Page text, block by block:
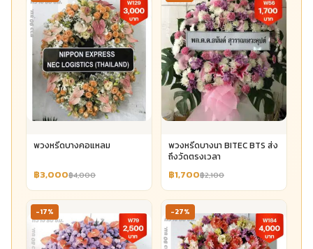
พวงหรีดบางคอแหลม
฿3,000฿4,000
พวงหรีดบางนา BITEC BTS ส่ง
ถึงวัดตรงเวลา
฿1,700฿2,100
-17% -27%